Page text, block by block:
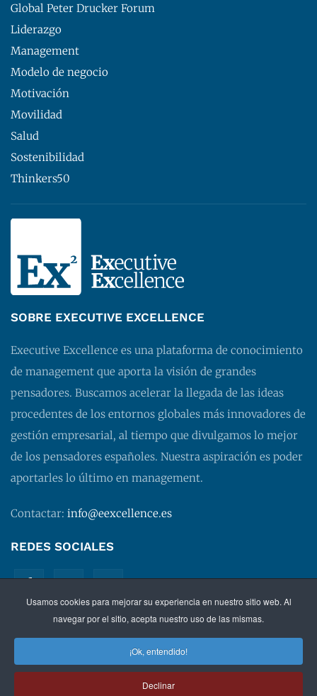
Usamos cookies para mejorar su experiencia en nuestro sitio web. Al
navegar por el sitio, acepta nuestro uso de las mismas.
¡Ok, entendido!
Declinar
Global Peter Drucker Forum
Liderazgo
Management
Modelo de negocio
Motivación
Movilidad
Salud
Sostenibilidad
Thinkers50
SOBRE EXECUTIVE EXCELLENCE
Executive Excellence es una plataforma de conocimiento
de management que aporta la visión de grandes
pensadores. Buscamos acelerar la llegada de las ideas
procedentes de los entornos globales más innovadores de
gestión empresarial, al tiempo que divulgamos lo mejor
de los pensadores españoles. Nuestra aspiración es poder
aportarles lo último en management.
Contactar: info@eexcellence.es
REDES SOCIALES
©2026 EXECUTIVE EXCELLENCE.Managementpara